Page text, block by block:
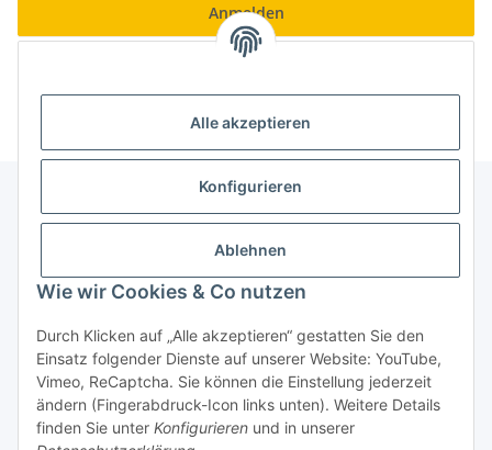
Alle akzeptieren
Konfigurieren
Ablehnen
Wie wir Cookies & Co nutzen
Durch Klicken auf „Alle akzeptieren“ gestatten Sie den
Einsatz folgender Dienste auf unserer Website: YouTube,
Vimeo, ReCaptcha. Sie können die Einstellung jederzeit
ändern (Fingerabdruck-Icon links unten). Weitere Details
finden Sie unter Konfigurieren und in unserer
Anmelden
Passwort vergessen
Gesetzliche Informationen